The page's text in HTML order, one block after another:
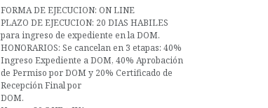
FORMA DE EJECUCION: ON LINE
PLAZO DE EJECUCION: 20 DIAS HABILES
para ingreso de expediente en la DOM.
HONORARIOS: Se cancelan en 3 etapas: 40%
Ingreso Expediente a DOM, 40% Aprobación
de Permiso por DOM y 20% Certificado de
Recepción Final por
DOM.